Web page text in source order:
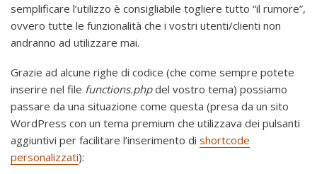
semplificare l’utilizzo è consigliabile togliere tutto “il rumore”,
ovvero tutte le funzionalità che i vostri utenti/clienti non
andranno ad utilizzare mai.
Grazie ad alcune righe di codice (che come sempre potete
inserire nel file functions.phpdel vostro tema) possiamo
passare da una situazione come questa (presa da un sito
WordPress con un tema premium che utilizzava dei pulsanti
aggiuntivi per facilitare l’inserimento di shortcode
personalizzati):